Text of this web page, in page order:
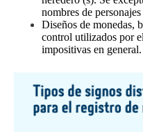
nombres de
Diseños de monedas,
control utilizados por
impositivas en general.